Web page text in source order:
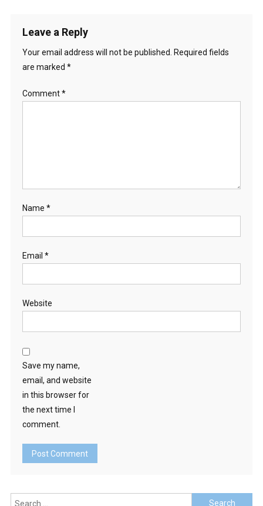
Leave a Reply
Your email address will not be published.
Required fields
are marked *
Comment*
Name *
Email *
Website
Save my name,
email, and website
in this browser for
the next time I
comment.
Search